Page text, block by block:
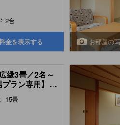
2台
金を表示する お部屋の
縁3畳／2名～
ラン専用】 ...
15畳